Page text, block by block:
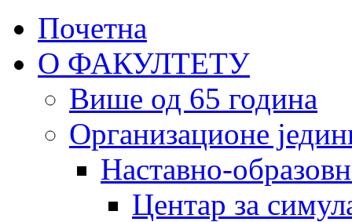
Почетна
О ФАКУЛТЕТУ
Више од 65 година
Организационе
Наставно-
Центар за